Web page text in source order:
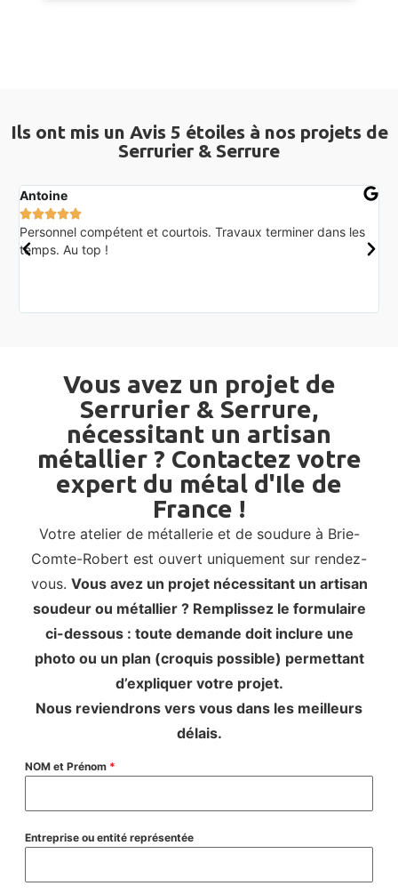
Ils ont mis un Avis 5 étoiles à nos projets de
Serrurier & Serrure
Antoine

Personnel compétent et courtois. Travaux terminer dans les
temps. Au top !
Vous avez un projet de
Serrurier & Serrure,
nécessitant un artisan
métallier ? Contactez votre
expert du métal d'Ile de
France !​
Votre atelier de métallerie et de soudure à Brie-
Comte-Robert est ouvert uniquement sur rendez-
vous. Vous avez un projet nécessitant un artisan
soudeur ou métallier ? Remplissez le formulaire
ci-dessous : toute demande doit inclure une
photo ou un plan (croquis possible) permettant
d’expliquer votre projet.
Nous reviendrons vers vous dans les meilleurs
délais.
NOM et Prénom *
Entreprise ou entité représentée